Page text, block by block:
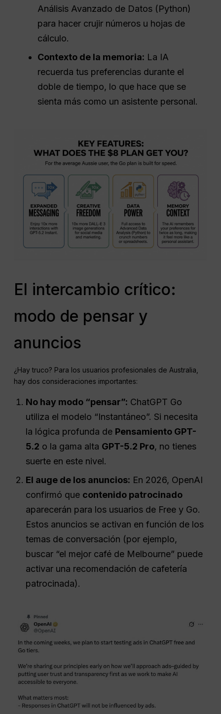
Análisis Avanzado de Datos (Python)
para hacer crujir números u hojas de
cálculo.
Contexto de la memoria: La IA
recuerda tus preferencias durante el
doble de tiempo, lo que hace que se
sienta más como un asistente personal.
El intercambio crítico:
modo de pensar y
anuncios
¿Hay truco? Para los usuarios profesionales de Australia,
hay dos consideraciones importantes:
No hay modo “pensar”: ChatGPT Go
utiliza el modelo “Instantáneo”. Si necesita
la lógica profunda de Pensamiento GPT-
5.2 o la gama alta GPT-5.2 Pro, no tienes
suerte en este nivel.
El auge de los anuncios: En 2026, OpenAI
confirmó que contenido patrocinado
aparecerán para los usuarios de Free y Go.
Estos anuncios se activan en función de los
temas de conversación (por ejemplo,
buscar “el mejor café de Melbourne” puede
activar una recomendación de cafetería
patrocinada).